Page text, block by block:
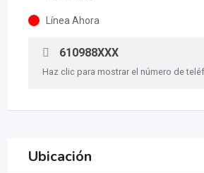
Línea Ahora
610988XXX
Haz clic para mostrar el número de
Ubicación